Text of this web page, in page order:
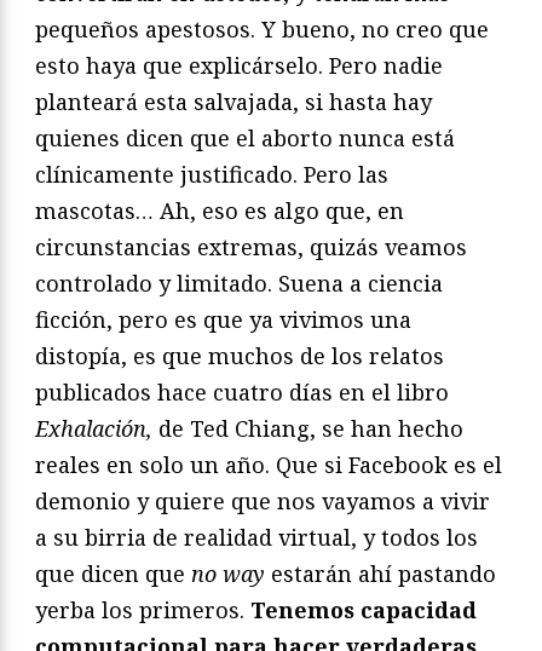
pequeños apestosos. Y bueno, no creo que
esto haya que explicárselo. Pero nadie
planteará esta salvajada, si hasta hay
quienes dicen que el aborto nunca está
clínicamente justificado. Pero las
mascotas… Ah, eso es algo que, en
circunstancias extremas, quizás veamos
controlado y limitado. Suena a ciencia
ficción, pero es que ya vivimos una
distopía, es que muchos de los relatos
publicados hace cuatro días en el libro
Exhalación, de Ted Chiang, se han hecho
reales en solo un año. Que si Facebook es el
demonio y quiere que nos vayamos a vivir
a su birria de realidad virtual, y todos los
que dicen que no way estarán ahí pastando
yerba los primeros. Tenemos capacidad